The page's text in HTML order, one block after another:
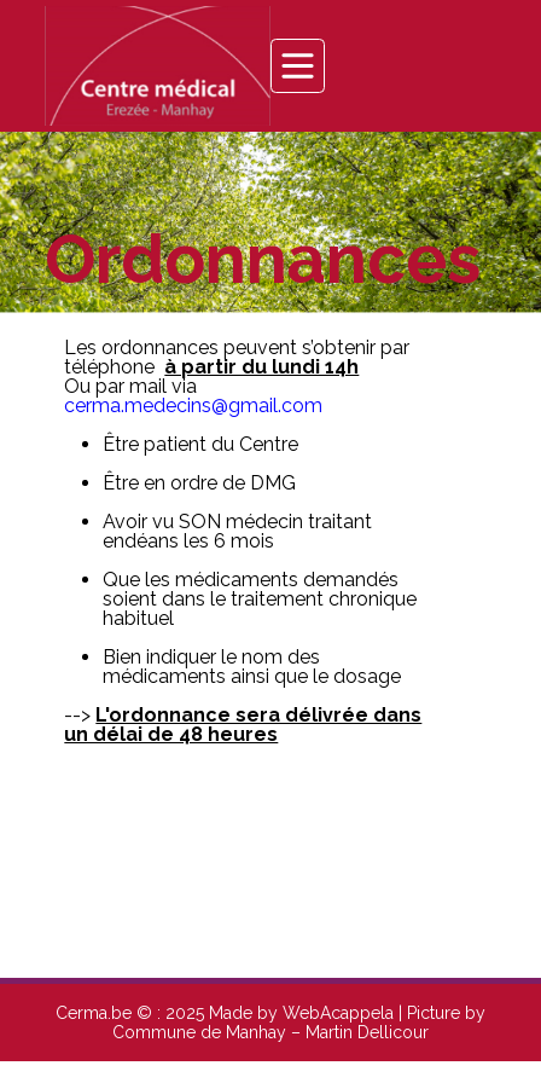
Ordonnances
Les ordonnances peuvent s’obtenir par
téléphone à partir du lundi 14h
Ou par mail via
cerma.medecins@gmail.com
Être patient du Centre
Être en ordre de DMG
Avoir vu SON médecin traitant
endéans les 6 mois
Que les médicaments demandés
soient dans le traitement chronique
habituel
Bien indiquer le nom des
médicaments ainsi que le dosage
--> L'ordonnance sera délivrée dans
un délai de 48 heures
Cerma.be © : 2025 Made by WebAcappela | Picture by
Commune de Manhay – Martin Dellicour